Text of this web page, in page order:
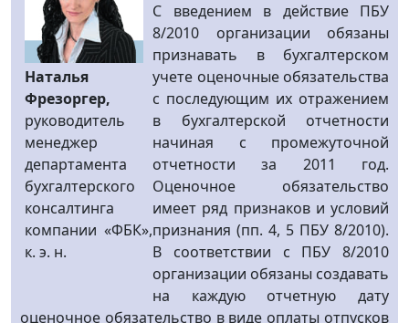
Наталья
Фрезоргер,
руководитель
менеджер
департамента
бухгалтерского
консалтинга
компании «ФБК»,
к. э. н.
С введением в действие ПБУ
8/2010 организации обязаны
признавать в бухгалтерском
учете оценочные обязательства
с последующим их отражением
в бухгалтерской отчетности
начиная с промежуточной
отчетности за 2011 год.
Оценочное обязательство
имеет ряд признаков и условий
признания (пп. 4, 5 ПБУ 8/2010).
В соответствии с ПБУ 8/2010
организации обязаны создавать
на каждую отчетную дату
оценочное обязательство в виде оплаты отпусков